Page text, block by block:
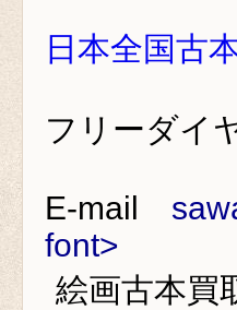
日本全国古
フリーダイ
E-mail
font>
絵画古本買